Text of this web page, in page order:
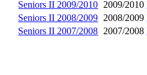
Seniors II 2009/2010 2009/2010
Seniors II 2008/2009 2008/2009
Seniors II 2007/2008 2007/2008